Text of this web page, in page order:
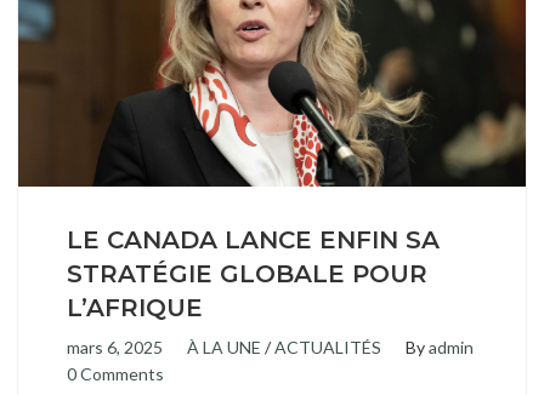
LE CANADA LANCE ENFIN SA
STRATÉGIE GLOBALE POUR
L’AFRIQUE
mars 6, 2025 À LA UNE /ACTUALITÉS Byadmin
0 Comments